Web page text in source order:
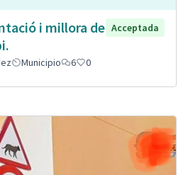
i millora de Acceptada
Municipio 6 0